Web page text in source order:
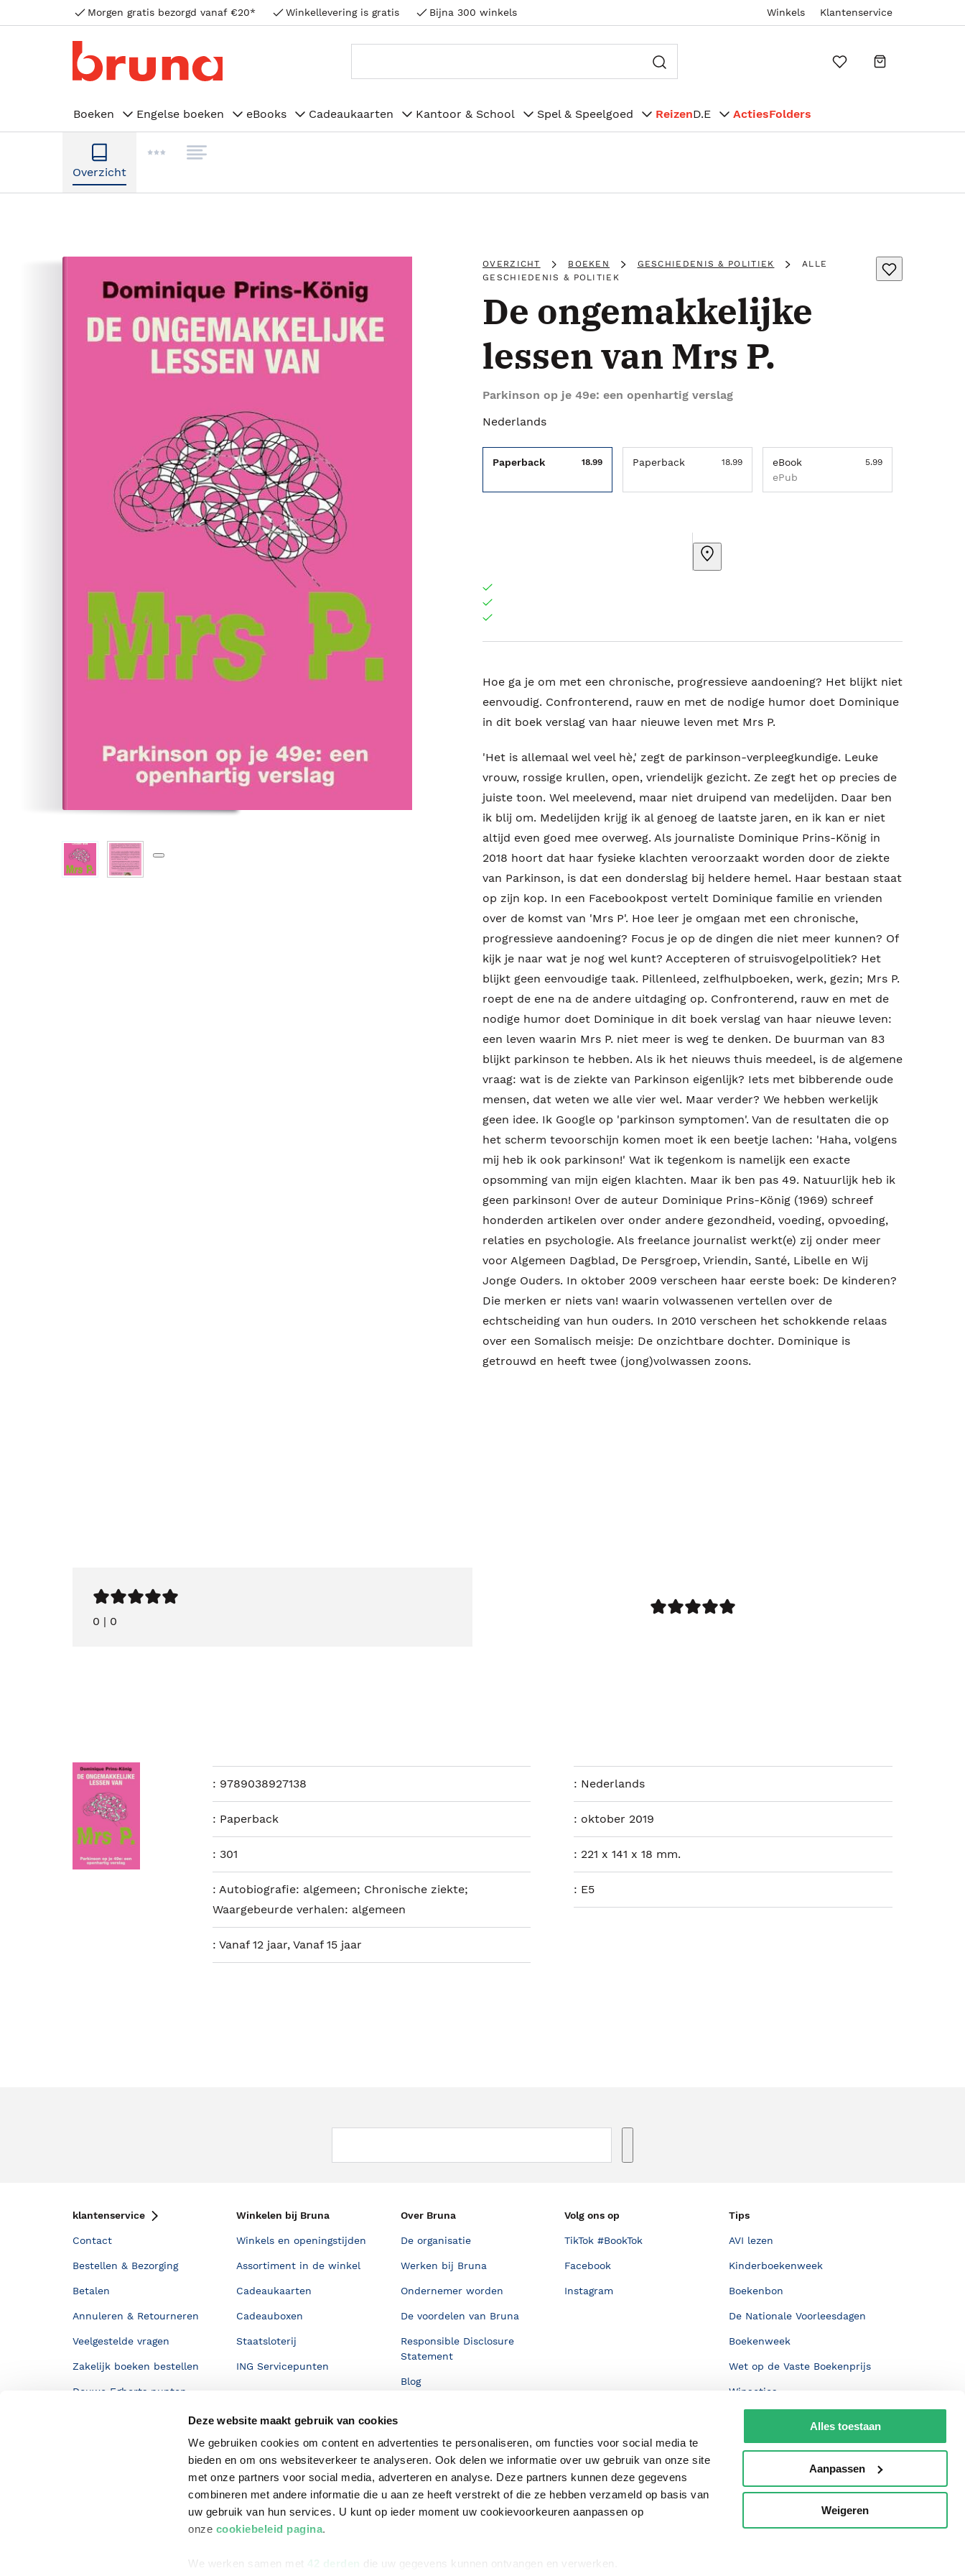
Deze website maakt gebruik van cookies
We gebruiken cookies om content en advertenties te personaliseren, om functies voor social media te
bieden en om ons websiteverkeer te analyseren. Ook delen we informatie over uw gebruik van onze site
met onze partners voor social media, adverteren en analyse. Deze partners kunnen deze gegevens
combineren met andere informatie die u aan ze heeft verstrekt of die ze hebben verzameld op basis van
uw gebruik van hun services. U kunt op ieder moment uw cookievoorkeuren aanpassen op
onze cookiebeleid pagina.
We werken samen met 42 derden die uw gegevens kunnen ontvangen en verwerken.
Alles toestaan
Aanpassen
Weigeren
Morgen gratis bezorgd vanaf €20* Winkellevering is gratis Bijna 300 winkels Winkels Klantenservice
Boeken Engelse boeken eBooks Cadeaukaarten Kantoor & School Spel & Speelgoed ReizenD.E ActiesFolders
Overzicht
OVERZICHT BOEKEN GESCHIEDENIS & POLITIEK
ALLE
GESCHIEDENIS & POLITIEK
De ongemakkelijke
lessen van Mrs P.
Parkinson op je 49e: een openhartig verslag
Nederlands
Paperback 18.99 Paperback 18.99 eBook 5.99
ePub
Hoe ga je om met een chronische, progressieve aandoening? Het blijkt niet
eenvoudig. Confronterend, rauw en met de nodige humor doet Dominique
in dit boek verslag van haar nieuwe leven met Mrs P.
'Het is allemaal wel veel hè,' zegt de parkinson-verpleegkundige. Leuke
vrouw, rossige krullen, open, vriendelijk gezicht. Ze zegt het op precies de
juiste toon. Wel meelevend, maar niet druipend van medelijden. Daar ben
ik blij om. Medelijden krijg ik al genoeg de laatste jaren, en ik kan er niet
altijd even goed mee overweg. Als journaliste Dominique Prins-König in
2018 hoort dat haar fysieke klachten veroorzaakt worden door de ziekte
van Parkinson, is dat een donderslag bij heldere hemel. Haar bestaan staat
op zijn kop. In een Facebookpost vertelt Dominique familie en vrienden
over de komst van 'Mrs P'. Hoe leer je omgaan met een chronische,
progressieve aandoening? Focus je op de dingen die niet meer kunnen? Of
kijk je naar wat je nog wel kunt? Accepteren of struisvogelpolitiek? Het
blijkt geen eenvoudige taak. Pillenleed, zelfhulpboeken, werk, gezin; Mrs P.
roept de ene na de andere uitdaging op. Confronterend, rauw en met de
nodige humor doet Dominique in dit boek verslag van haar nieuwe leven:
een leven waarin Mrs P. niet meer is weg te denken. De buurman van 83
blijkt parkinson te hebben. Als ik het nieuws thuis meedeel, is de algemene
vraag: wat is de ziekte van Parkinson eigenlijk? Iets met bibberende oude
mensen, dat weten we alle vier wel. Maar verder? We hebben werkelijk
geen idee. Ik Google op 'parkinson symptomen'. Van de resultaten die op
het scherm tevoorschijn komen moet ik een beetje lachen: 'Haha, volgens
mij heb ik ook parkinson!' Wat ik tegenkom is namelijk een exacte
opsomming van mijn eigen klachten. Maar ik ben pas 49. Natuurlijk heb ik
geen parkinson! Over de auteur Dominique Prins-König (1969) schreef
honderden artikelen over onder andere gezondheid, voeding, opvoeding,
relaties en psychologie. Als freelance journalist werkt(e) zij onder meer
voor Algemeen Dagblad, De Persgroep, Vriendin, Santé, Libelle en Wij
Jonge Ouders. In oktober 2009 verscheen haar eerste boek: De kinderen?
Die merken er niets van! waarin volwassenen vertellen over de
echtscheiding van hun ouders. In 2010 verscheen het schokkende relaas
over een Somalisch meisje: De onzichtbare dochter. Dominique is
getrouwd en heeft twee (jong)volwassen zoons.
0 | 0
: 9789038927138 : Nederlands
: Paperback : oktober 2019
: 301 : 221 x 141 x 18 mm.
: Autobiografie: algemeen; Chronische ziekte;
Waargebeurde verhalen: algemeen
: E5
: Vanaf 12 jaar, Vanaf 15 jaar
klantenservice
Contact
Bestellen & Bezorging
Betalen
Annuleren & Retourneren
Veelgestelde vragen
Zakelijk boeken bestellen
Douwe Egberts punten
Winkelen bij Bruna
Winkels en openingstijden
Assortiment in de winkel
Cadeaukaarten
Cadeauboxen
Staatsloterij
ING Servicepunten
Over Bruna
De organisatie
Werken bij Bruna
Ondernemer worden
De voordelen van Bruna
Responsible Disclosure
Statement
Blog
Volg ons op
TikTok #BookTok
Facebook
Instagram
Tips
AVI lezen
Kinderboekenweek
Boekenbon
De Nationale Voorleesdagen
Boekenweek
Wet op de Vaste Boekenprijs
Winacties